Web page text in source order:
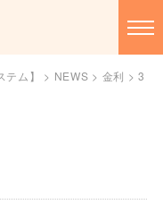
ム】 > NEWS > 金利 >3